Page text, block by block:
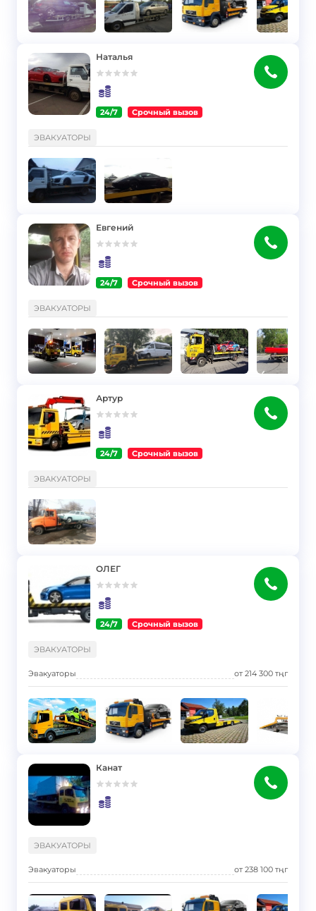
Наталья
24/7 Срочный вызов
ЭВАКУАТОРЫ
Евгений
24/7 Срочный вызов
ЭВАКУАТОРЫ
Артур
24/7 Срочный вызов
ЭВАКУАТОРЫ
ОЛЕГ
24/7 Срочный вызов
ЭВАКУАТОРЫ
Эвакуаторы от214 300 тңг
Канат
ЭВАКУАТОРЫ
Эвакуаторы от238 100 тңг